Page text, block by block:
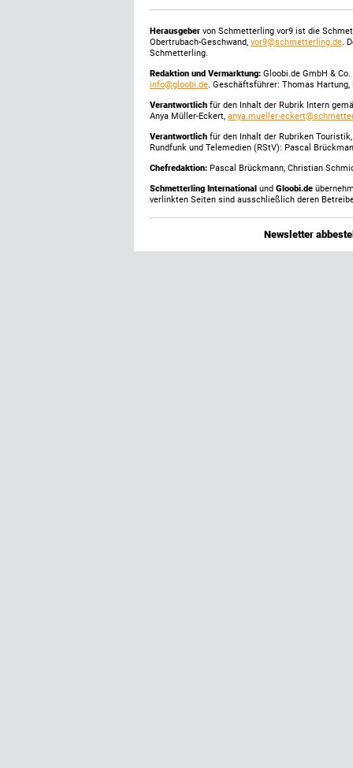
Herausgeber von Schmetterling vor9 ist die
Obertrubach-Geschwand, vor9@schmetterling.de.
Schmetterling.
Redaktion und Vermarktung: Gloobi.de GmbH &
info@gloobi.de. Geschäftsführer: Thomas
Verantwortlich für den Inhalt der Rubrik Intern
Anya Müller-Eckert, anya.mueller-
Verantwortlich für den Inhalt der Rubriken
Rundfunk und Telemedien (RStV): Pascal
Chefredaktion: Pascal Brückmann, Christian
Schmetterling International und Gloobi.de
verlinkten Seiten sind ausschließlich deren
Newsletter